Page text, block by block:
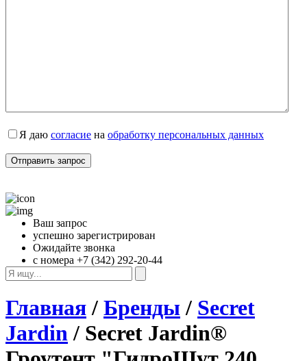
Я даю согласие на обработку персональных данных
Ваш запрос
успешно зарегистрирован
Ожидайте звонка
с номера +7 (342) 292-20-44
Главная/ Бренды/ Secret
Jardin/ Secret Jardin®